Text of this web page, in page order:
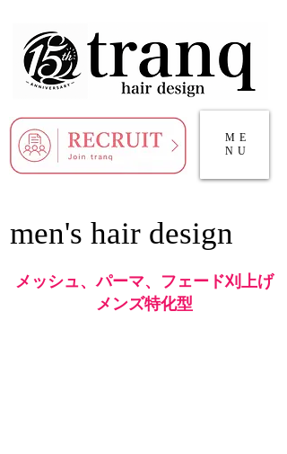
ME
NU
men's hair design
メッシュ、パーマ、フェード刈上げ
メンズ特化型